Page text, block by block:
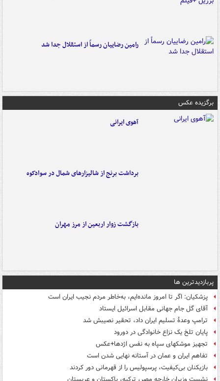
رامین رضاییان رسماً از استقلال جدا شد
برگزیده عکس
آهوی ایرانی
برداشت برنج از شالیزارهای شمال در سوادکوه
بازگشت زوار اربعین از مرز مهران
پربازدیدترین ها
پزشکیان: اگر تا امروز مانده‌ایم، به‌خاطر مردم نجیب ایران است
آقای گل جام جهانی مقابل اسرائیل ایستاد
ترامپ وعدۀ تسلیم ایران داد، تحقیر نصیبش شد
پایان تلخ یک نزاع خانوادگی در دورود
تجهیز موشکهای سپاه به نفس اژدها+عکس
تفاهم ایران و عمان در آستانه نهایی شدن است
بازیکنان بی‌کیفیت، پرسپولیس را از قهرمانی دور کردند
نشست وزیران خارجه مصر، ترکیه، پاکستان و عربستان